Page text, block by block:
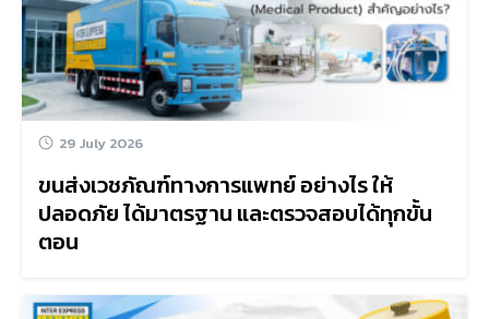
29 July 2026
ขนส่งเวชภัณฑ์ทางการแพทย์ อย่างไร ให้
ปลอดภัย ได้มาตรฐาน และตรวจสอบได้ทุกขั้น
ตอน